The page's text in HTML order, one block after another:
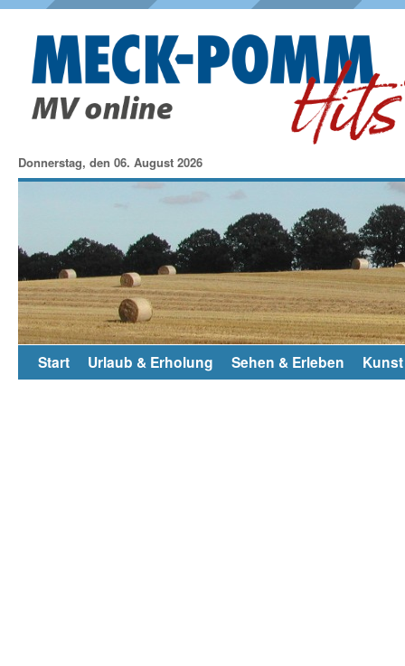
Donnerstag, den 06. August 2026
Start Urlaub & Erholung Sehen & Erleben